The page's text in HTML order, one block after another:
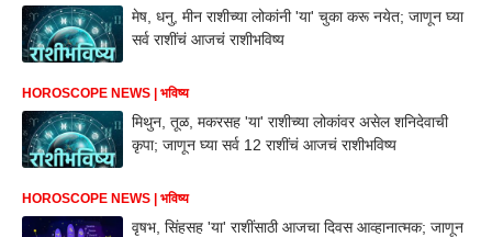
मेष, धनु, मीन राशीच्या लोकांनी 'या' चुका करू नयेत; जाणून घ्या
सर्व राशींचं आजचं राशीभविष्य
HOROSCOPE NEWS | भविष्य
मिथुन, तूळ, मकरसह 'या' राशीच्या लोकांवर असेल शनिदेवाची
कृपा; जाणून घ्या सर्व 12 राशींचं आजचं राशीभविष्य
HOROSCOPE NEWS | भविष्य
वृषभ, सिंहसह 'या' राशींसाठी आजचा दिवस आव्हानात्मक; जाणून